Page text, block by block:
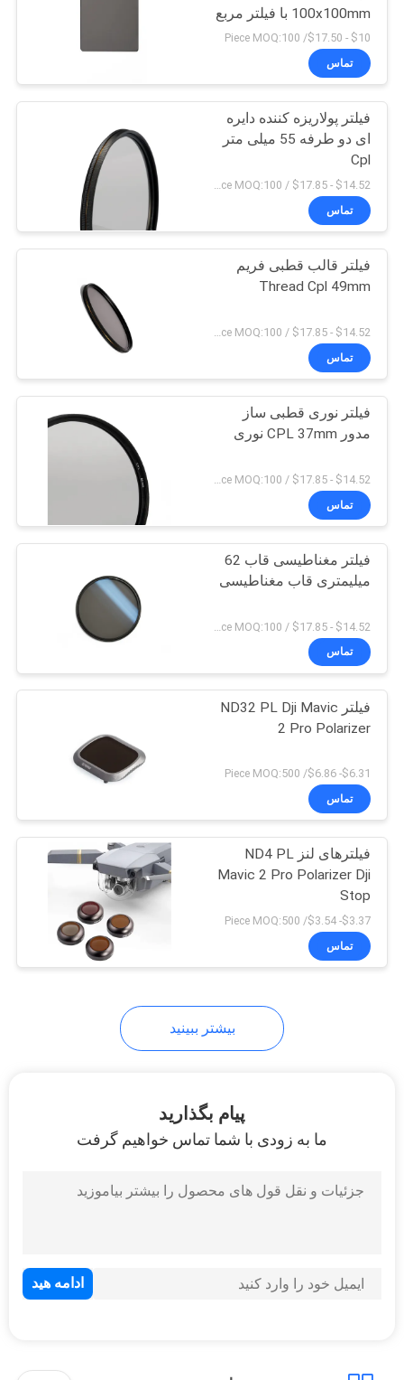
درخواست
نقل
قول
نقشه
سایت
PRIVACY
POLICY
100x100mm با فیلتر مربع
CPL
$10 - $17.50/ Piece MOQ:100
تماس
فیلتر پولاریزه کننده دایره
ای دو طرفه 55 میلی متر
Cpl
$14.52 - $17.85 / Piece MOQ:100
تماس
فیلتر قالب قطبی فریم
Thread Cpl 49mm
تماس
فیلتر نوری قطبی ساز
مدور CPL 37mm نوری
تماس
فیلتر مغناطیسی قاب 62
میلیمتری قاب مغناطیسی
تماس
فیلتر ND32 PL Dji Mavic
2 Pro Polarizer
$6.31- $6.86/ Piece MOQ:500
تماس
فیلترهای لنز ND4 PL
Mavic 2 Pro Polarizer Dji
Stop
$3.37- $3.54/ Piece MOQ:500
تماس
بیشتر ببینید
پیام بگذارید
ما به زودی با شما تماس خواهیم گرفت